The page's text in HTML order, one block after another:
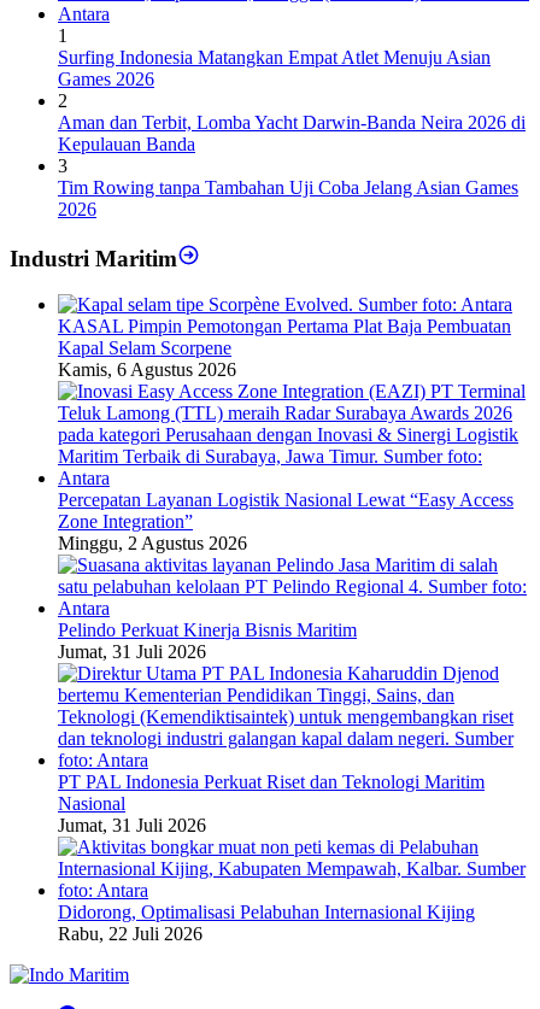
1
Surfing Indonesia Matangkan Empat Atlet Menuju Asian
Games 2026
2
Aman dan Terbit, Lomba Yacht Darwin-Banda Neira 2026 di
Kepulauan Banda
3
Tim Rowing tanpa Tambahan Uji Coba Jelang Asian Games
2026
Industri Maritim
KASAL Pimpin Pemotongan Pertama Plat Baja Pembuatan
Kapal Selam Scorpene
Kamis, 6 Agustus 2026
Percepatan Layanan Logistik Nasional Lewat “Easy Access
Zone Integration”
Minggu, 2 Agustus 2026
Pelindo Perkuat Kinerja Bisnis Maritim
Jumat, 31 Juli 2026
PT PAL Indonesia Perkuat Riset dan Teknologi Maritim
Nasional
Jumat, 31 Juli 2026
Didorong, Optimalisasi Pelabuhan Internasional Kijing
Rabu, 22 Juli 2026